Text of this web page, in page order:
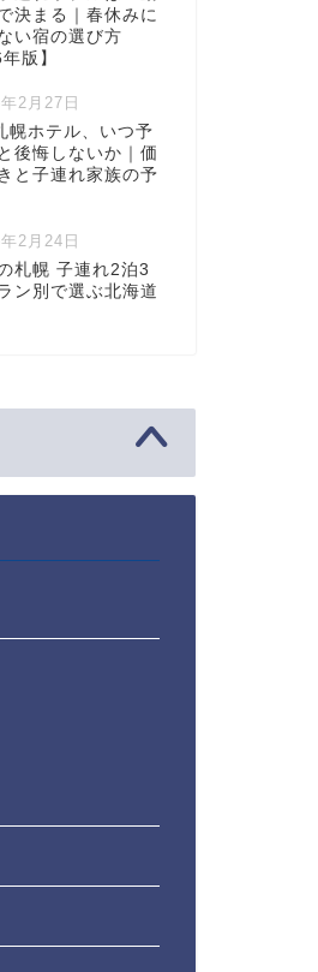
決まる｜春休みに
い宿の選び方
版】
2月27日
幌ホテル、いつ予
後悔しないか｜価
と子連れ家族の予
2月24日
札幌 子連れ2泊3
ン別で選ぶ北海道